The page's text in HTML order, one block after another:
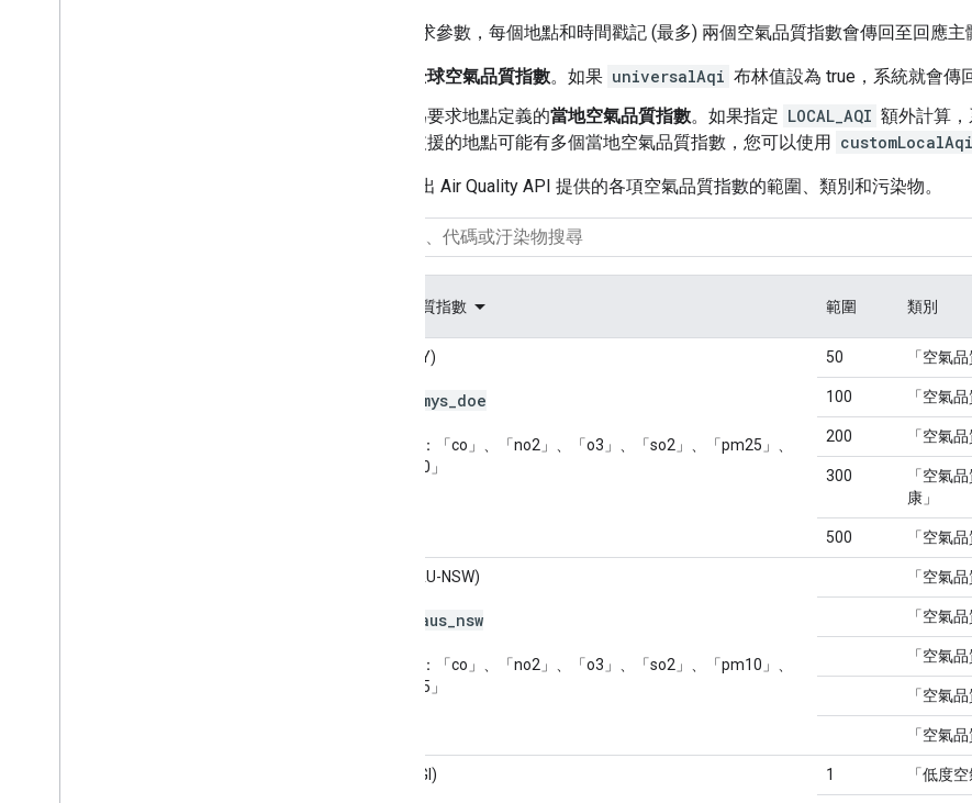
根據要求參數，每個地點和時間戳記 (最多) 兩個空氣品質指數會傳回至回應主
全球空氣品質指數。如果 universalAqi 布林值設為 true，系統就會傳
為要求地點定義的當地空氣品質指數。如果指定 LOCAL_AQI 額外計算
支援的地點可能有多個當地空氣品質指數，您可以使用
下表列出 Air Quality API 提供的各項空氣品質指數的範圍、類別和污染物。
空氣品質指數 範圍 類別
API (MY)
mys doe
污染物：「co」、「no2」、「o3」、「so2」、「pm25」、
「pm10」
50 「空氣
100 「空氣
200 「空氣
300
「空氣
康」
500 「空氣
AQC (AU-NSW)
aus nsw
污染物：「co」、「no2」、「o3」、「so2」、「pm10」、
「pm25」
「空氣
「空氣
「空氣
「空氣
「空氣
AQHI (GI) 1 「低度